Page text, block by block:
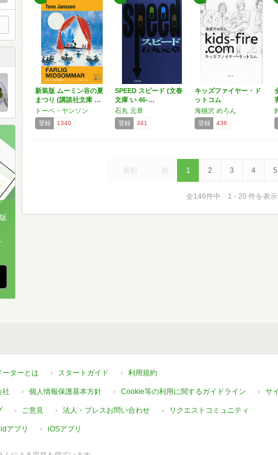
新装版 ムーミン谷の夏
まつり (講談社文庫 …
トーベ・ヤンソン
登録 1340
SPEED スピード (文春
文庫 い 46-…
石丸 元章
登録 341
キッズファイヤー・ド
ットコム
海猫沢 めろん
登録 436
最初 前 1 2 3 4 5
全146件中 1 - 20 件を表示
ーターとは スタートガイド 利用規約
社 個人情報保護基本方針 Cookie等の利用に関するガイドライン サ
ご意見 法人・プレスお問い合わせ リクエストコミュニティ
アプリ iOSアプリ